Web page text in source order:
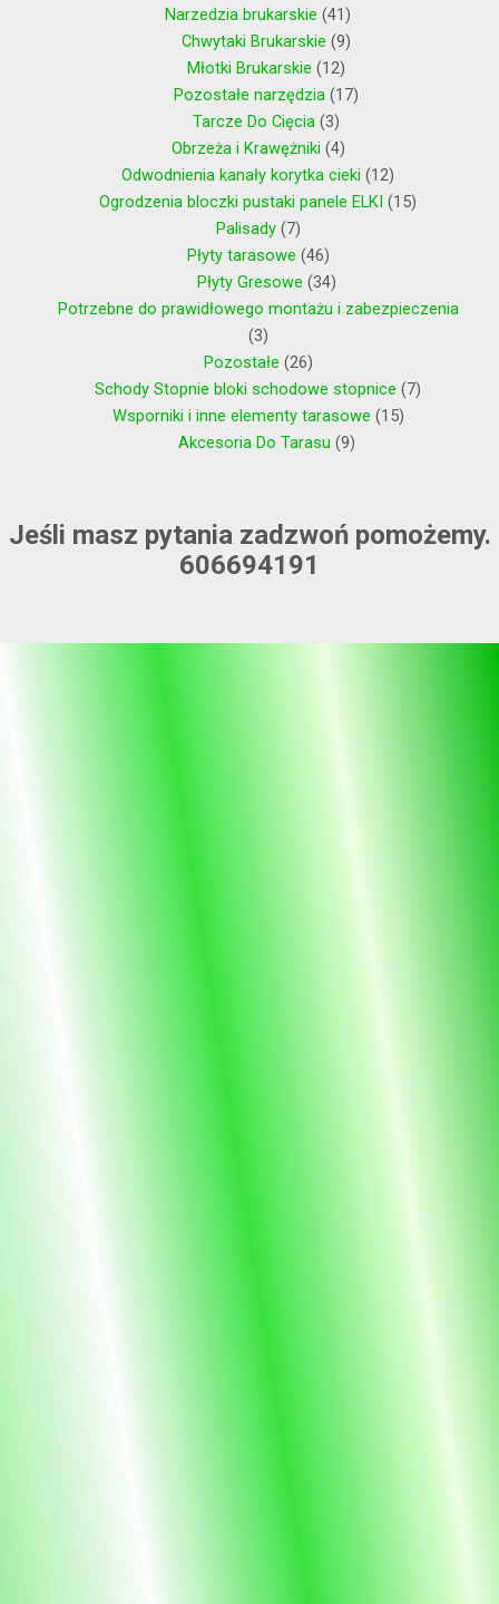
Narzedzia brukarskie 41
Chwytaki Brukarskie 9
Młotki Brukarskie 12
Pozostałe narzędzia 17
Tarcze Do Cięcia 3
Obrzeża i Krawężniki 4
Odwodnienia kanały korytka cieki 12
Ogrodzenia bloczki pustaki panele ELKI 15
Palisady 7
Płyty tarasowe 46
Płyty Gresowe 34
Potrzebne do prawidłowego montażu i zabezpieczenia
3
Pozostałe 26
Schody Stopnie bloki schodowe stopnice 7
Wsporniki i inne elementy tarasowe 15
Akcesoria Do Tarasu 9
Jeśli masz pytania zadzwoń pomożemy.
606694191